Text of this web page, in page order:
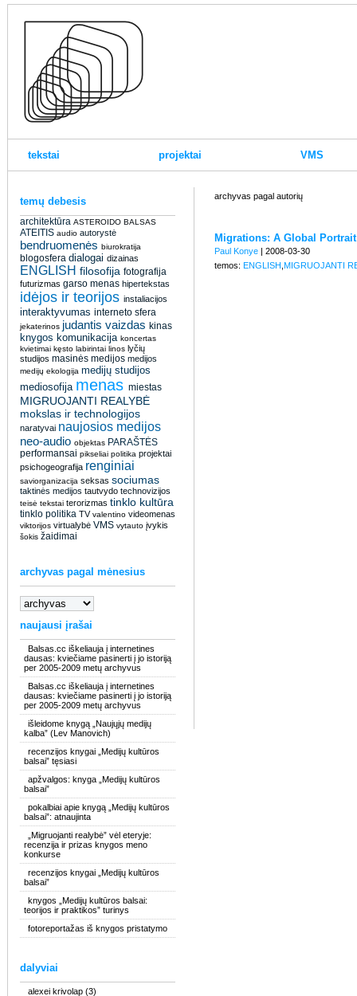
tekstai projektai VMS
temų debesis
architektūra ASTEROIDO BALSAS
ATEITIS audio autorystė
bendruomenės biurokratija
blogosfera dialogai dizainas
ENGLISH filosofija fotografija
futurizmas garso menas hipertekstas
idėjos ir teorijos instaliacijos
interaktyvumas interneto sfera
jekaterinos judantis vaizdas kinas
knygos komunikacija koncertas
kvietimai kęsto labirintai linos lyčių
studijos masinės medijos medijos
medijų ekologija medijų studijos
mediosofija menas miestas
MIGRUOJANTI REALYBĖ
mokslas ir technologijos
naratyvai naujosios medijos
neo-audio objektas PARAŠTĖS
performansai pikseliai politika projektai
psichogeografija renginiai
saviorganizacija seksas sociumas
taktinės medijos tautvydo technovizijos
teisė tekstai terorizmas tinklo kultūra
tinklo politika TV valentino videomenas
viktorijos virtualybė VMS vytauto įvykis
šokis žaidimai
archyvas pagal mėnesius
naujausi įrašai
Balsas.cc iškeliauja į internetines
dausas: kviečiame pasinerti į jo istoriją
per 2005-2009 metų archyvus
Balsas.cc iškeliauja į internetines
dausas: kviečiame pasinerti į jo istoriją
per 2005-2009 metų archyvus
išleidome knygą „Naujųjų medijų
kalba” (Lev Manovich)
recenzijos knygai „Medijų kultūros
balsai” tęsiasi
apžvalgos: knyga „Medijų kultūros
balsai”
pokalbiai apie knygą „Medijų kultūros
balsai”: atnaujinta
„Migruojanti realybė” vėl eteryje:
recenzija ir prizas knygos meno
konkurse
recenzijos knygai „Medijų kultūros
balsai”
knygos „Medijų kultūros balsai:
teorijos ir praktikos” turinys
fotoreportažas iš knygos pristatymo
dalyviai
alexei krivolap (3)
archyvas pagal autorių
Migrations: A Global
Paul Konye | 2008-03-30
temos: ENGLISH MIGRUOJANTI